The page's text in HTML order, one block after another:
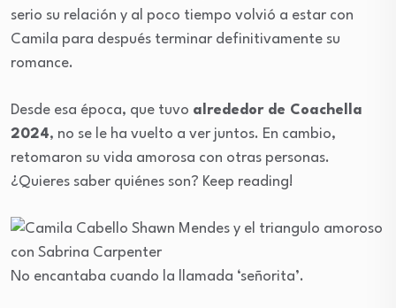
serio su relación y al poco tiempo volvió a estar con
Camila para después terminar definitivamente su
romance.
Desde esa época, que tuvo alrededor de Coachella
2024, no se le ha vuelto a ver juntos. En cambio,
retomaron su vida amorosa con otras personas.
¿Quieres saber quiénes son? Keep reading!
No encantaba cuando la llamada ‘señorita’.